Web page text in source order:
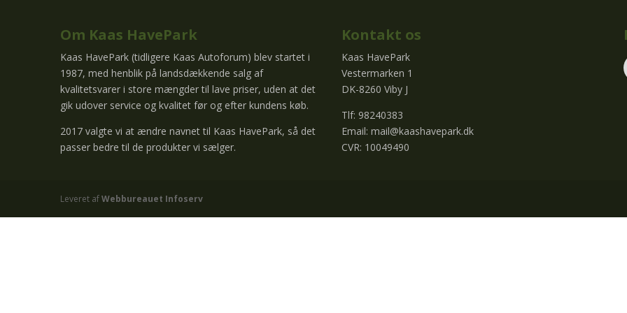
Om Kaas HavePark
Kaas HavePark (tidligere Kaas Autoforum) blev startet i
1987, med henblik på landsdækkende salg af
kvalitetsvarer i store mængder til lave priser, uden at det
gik udover service og kvalitet før og efter kundens køb.
2017 valgte vi at ændre navnet til Kaas HavePark, så det
passer bedre til de produkter vi sælger.
Kontakt os
Kaas HavePark
Vestermarken 1
DK-8260 Viby J
Tlf: 98240383
Email:mail@kaashavepark.dk
CVR: 10049490
Leveret afWebbureauet Infoserv